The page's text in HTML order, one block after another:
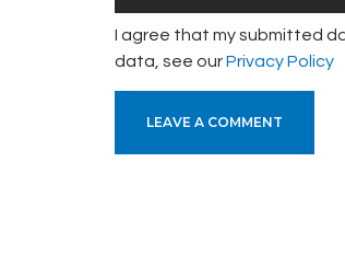
I agree that my submitted
data, see ourPrivacy Policy